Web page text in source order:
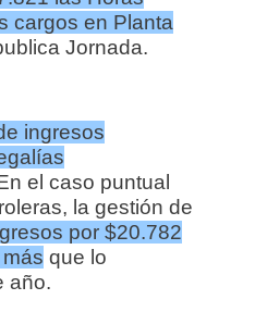
cargos en Planta
Jornada.
ingresos
el caso puntual
la gestión de
por $20.782
que lo
año.